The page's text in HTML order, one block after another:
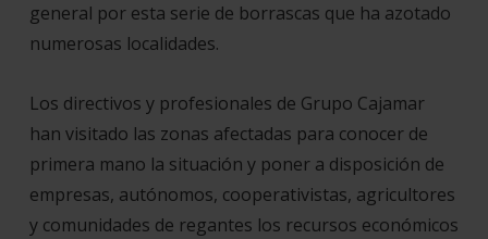
general por esta serie de borrascas que ha azotado
numerosas localidades.
Los directivos y profesionales de Grupo Cajamar
han visitado las zonas afectadas para conocer de
primera mano la situación y poner a disposición de
empresas, autónomos, cooperativistas, agricultores
y comunidades de regantes los recursos económicos